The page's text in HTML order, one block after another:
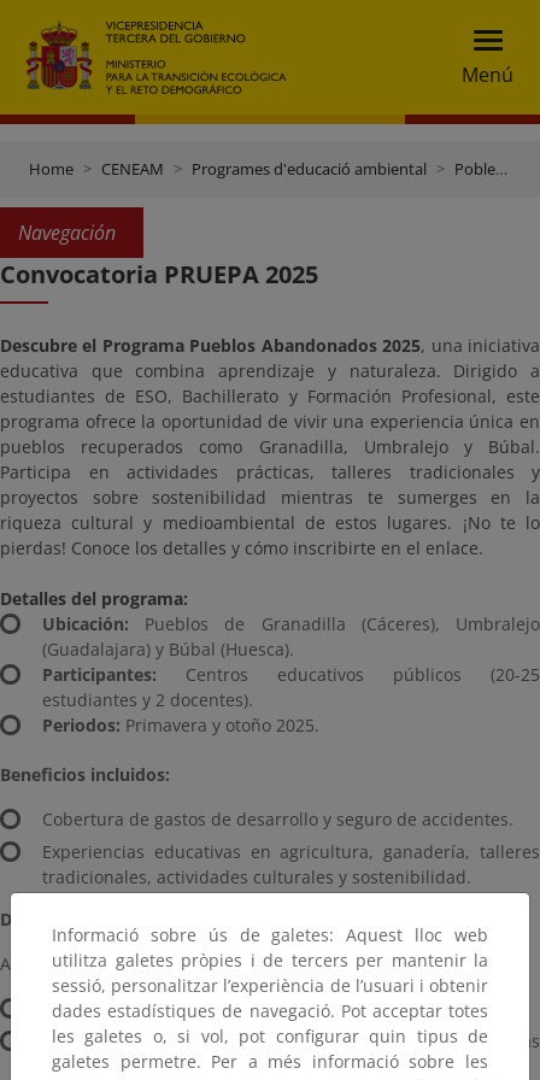
Menú
Home CENEAM Programes d'educació ambiental Pobles abandonats
Navegación
Convocatoria PRUEPA 2025
Descubre el Programa Pueblos Abandonados 2025, una iniciativa
educativa que combina aprendizaje y naturaleza. Dirigido a
estudiantes de ESO, Bachillerato y Formación Profesional, este
programa ofrece la oportunidad de vivir una experiencia única en
pueblos recuperados como Granadilla, Umbralejo y Búbal.
Participa en actividades prácticas, talleres tradicionales y
proyectos sobre sostenibilidad mientras te sumerges en la
riqueza cultural y medioambiental de estos lugares. ¡No te lo
pierdas! Conoce los detalles y cómo inscribirte en el enlace.
Detalles del programa:
Ubicación: Pueblos de Granadilla (Cáceres), Umbralejo
(Guadalajara) y Búbal (Huesca).
Participantes: Centros educativos públicos (20-25
estudiantes y 2 docentes).
Periodos: Primavera y otoño 2025.
Beneficios incluidos:
Cobertura de gastos de desarrollo y seguro de accidentes.
Experiencias educativas en agricultura, ganadería, talleres
tradicionales, actividades culturales y sostenibilidad.
Destinatarios:
Alumnos de:
Educación Secundaria Obligatoria (3º y 4º).
Formación Profesional Básica, Grado Medio, y Enseñanzas
Artísticas.
Informació sobre ús de galetes: Aquest lloc web
utilitza galetes pròpies i de tercers per mantenir la
sessió, personalitzar l’experiència de l’usuari i obtenir
dades estadístiques de navegació. Pot acceptar totes
les galetes o, si vol, pot configurar quin tipus de
galetes permetre. Per a més informació sobre les